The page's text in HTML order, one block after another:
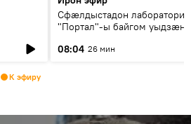
Сфæлдыстадон лаборатори
"Портал"-ы байгом уыдзæн
Æхсары куыстыты равдыст
08:04 26 мин
К эфиру